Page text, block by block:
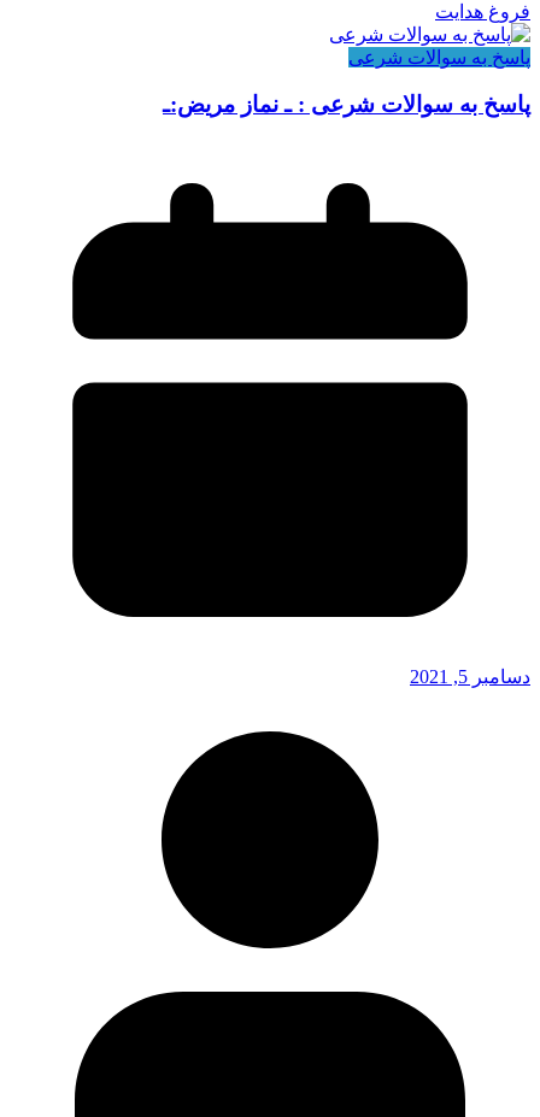
فروغ هدایت
پاسخ به سوالات شرعی
پاسخ به سوالات شرعی : ـ نماز مریض:ـ
دسامبر 5, 2021